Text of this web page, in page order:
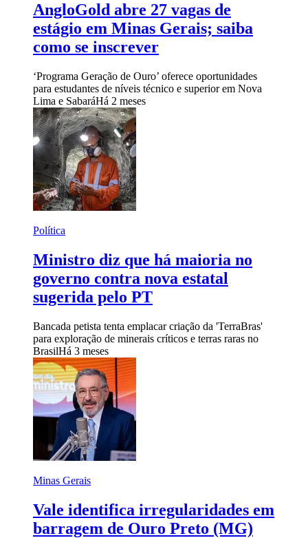
AngloGold abre 27 vagas de
estágio em Minas Gerais; saiba
como se inscrever
‘Programa Geração de Ouro’ oferece oportunidades
para estudantes de níveis técnico e superior em Nova
Lima e SabaráHá 2 meses
Política
Ministro diz que há maioria no
governo contra nova estatal
sugerida pelo PT
Bancada petista tenta emplacar criação da 'TerraBras'
para exploração de minerais críticos e terras raras no
BrasilHá 3 meses
Minas Gerais
Vale identifica irregularidades em
barragem de Ouro Preto (MG)